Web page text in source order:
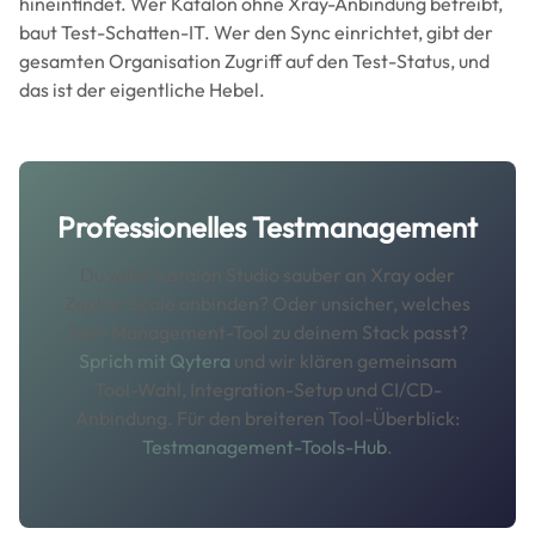
baut Test-Schatten-IT. Wer den Sync einrichtet, gibt der
gesamten Organisation Zugriff auf den Test-Status, und
das ist der eigentliche Hebel.
Professionelles Testmanagement
Du willst Katalon Studio sauber an Xray oder
Zephyr Scale anbinden? Oder unsicher, welches
Test-Management-Tool zu deinem Stack passt?
Sprich mit Qytera und wir klären gemeinsam
Tool-Wahl, Integration-Setup und CI/CD-
Anbindung. Für den breiteren Tool-Überblick:
Testmanagement-Tools-Hub.